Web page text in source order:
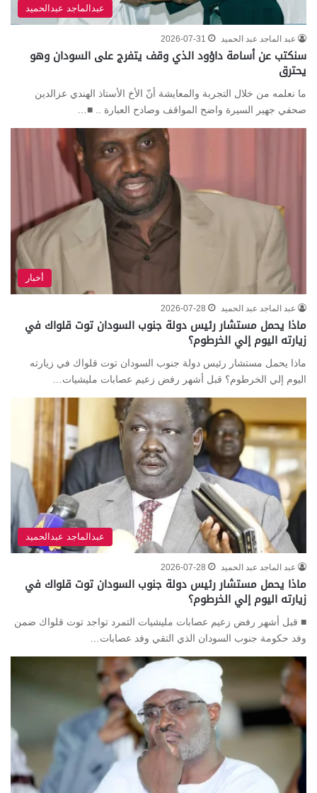
عبدالماجد عبدالحميد
عبد الماجد عبد الحميد 2026-07-31
سنكتب عن أسامة داؤود الذي وقف يتفرج على السودان وهو
يحترق
ما نعلمه من خلال التجربة والمعايشة أنّ الأخ الأستاذ الهندي عزالدين
صحفي جهير السيرة واضح المواقف وصادح العبارة .. ■…
أخبار
عبد الماجد عبد الحميد 2026-07-28
ماذا يحمل مستشار رئيس دولة جنوب السودان توت قلواك في
زيارته اليوم إلي الخرطوم؟
ماذا يحمل مستشار رئيس دولة جنوب السودان توت قلواك في زيارته
اليوم إلي الخرطوم؟ قبل أشهر رفض زعيم عصابات مليشيات…
عبدالماجد عبدالحميد
عبد الماجد عبد الحميد 2026-07-28
ماذا يحمل مستشار رئيس دولة جنوب السودان توت قلواك في
زيارته اليوم إلي الخرطوم؟
■ قبل أشهر رفض زعيم عصابات مليشيات التمرد تواجد توت قلواك ضمن
وفد حكومة جنوب السودان الذي التقي وفد عصابات…